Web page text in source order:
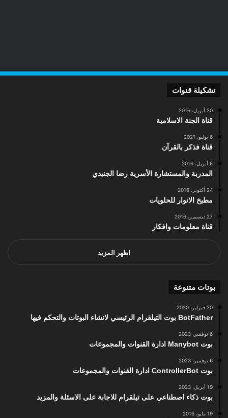
تشكيلة قنوات
20 أبريل، 2016
قناة الجنة الاسلامية
6 يوليو، 2021
قناة فذكر بالقرآن
8 أبريل، 2016
المدربة والمستشارة الأسرية رضا الجنيدي
24 أكتوبر، 2016
مطبخ الانوار للحلويات
27 ديسمبر، 2016
قناة معلومات وافكار
اظهر المزيد
بوتات متنوعة
20 فبراير، 2020
BotFather بوت التيلقرام الرئيسي لانشاء البوتات والتحكم فيها
6 نوفمبر، 2023
بوت Manybot ادارة القنوات والمجموعات
6 نوفمبر، 2023
بوت ControllerBot ادارة القنوات والمجموعات
19 أبريل، 2023
بوت ذكاء اصطناعي على تيلقرام للاجابة على الاسئلة والمزيد
19 مايو، 2016